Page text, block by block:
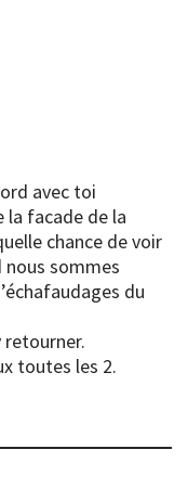
avec toi
la facade de la
chance de voir
nous sommes
du
retourner.
toutes les 2.